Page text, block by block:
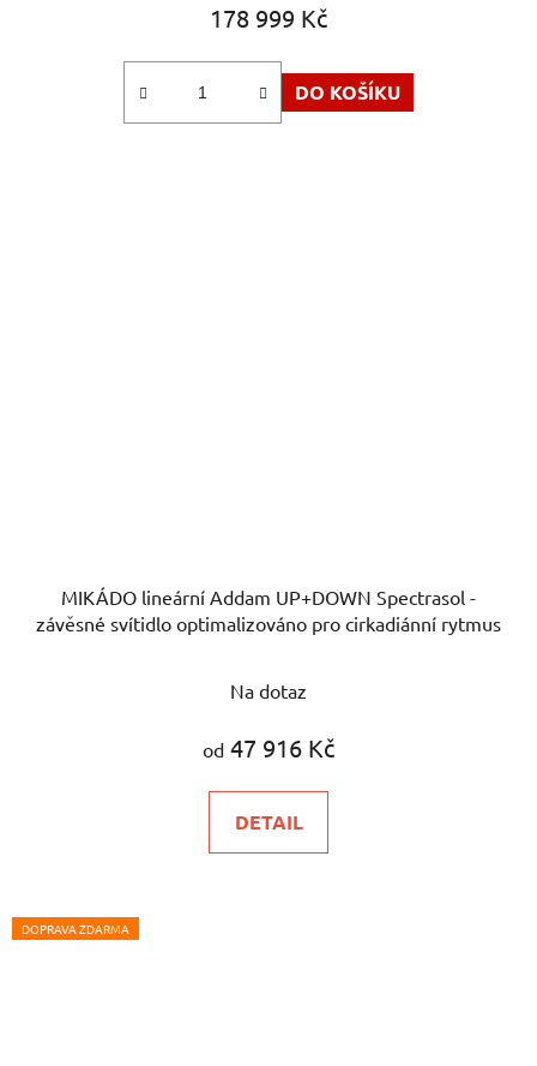
178 999 Kč
DO KOŠÍKU
MIKÁDO lineární Addam UP+DOWN Spectrasol -
závěsné svítidlo optimalizováno pro cirkadiánní rytmus
Na dotaz
od 47 916 Kč
DETAIL
DOPRAVA ZDARMA